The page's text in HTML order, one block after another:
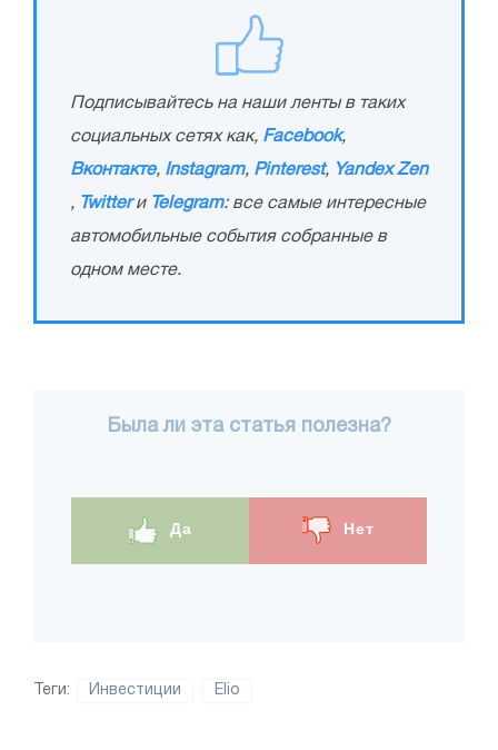
Подписывайтесь на наши ленты в таких
социальных сетях как, Facebook,
Вконтакте, Instagram, Pinterest, Yandex Zen
, Twitterи Telegram: все самые интересные
автомобильные события собранные в
одном месте.
Была ли эта статья полезна?
Да Нет
Теги: Инвестиции Elio